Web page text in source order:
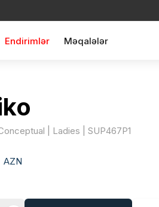
Endirimlər Məqalələr
| Ladies | SUP467P1
AZN